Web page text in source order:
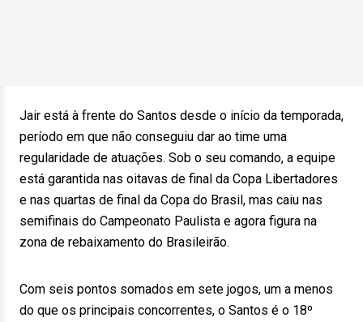
Jair está à frente do Santos desde o início da temporada,
período em que não conseguiu dar ao time uma
regularidade de atuações. Sob o seu comando, a equipe
está garantida nas oitavas de final da Copa Libertadores
e nas quartas de final da Copa do Brasil, mas caiu nas
semifinais do Campeonato Paulista e agora figura na
zona de rebaixamento do Brasileirão.
Com seis pontos somados em sete jogos, um a menos
do que os principais concorrentes, o Santos é o 18º